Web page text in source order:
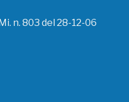
n. 803 del 28-12-06